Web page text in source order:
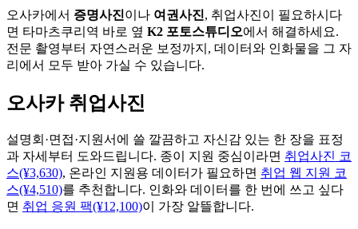
오사카에서 증명사진이나 여권사진, 취업사진이 필요하시다
면 타마츠쿠리역 바로 옆 K2 포토스튜디오에서 해결하세요.
전문 촬영부터 자연스러운 보정까지, 데이터와 인화물을 그 자
리에서 모두 받아 가실 수 있습니다.
오사카 취업사진
설명회·면접·지원서에 쓸 깔끔하고 자신감 있는 한 장을 표정
과 자세부터 도와드립니다. 종이 지원 중심이라면 취업사진 코
스(¥3,630), 온라인 지원용 데이터가 필요하면 취업 웹 지원 코
스(¥4,510)를 추천합니다. 인화와 데이터를 한 번에 쓰고 싶다
면 취업 응원 팩(¥12,100)이 가장 알뜰합니다.